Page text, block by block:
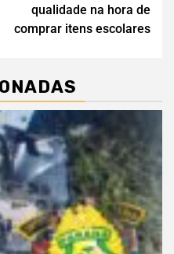
qualidade na hora de
comprar itens escolares